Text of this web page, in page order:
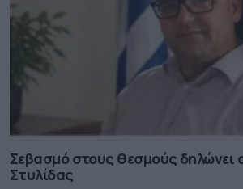
Σεβασμό στους θεσμούς δηλώνει
Στυλίδας